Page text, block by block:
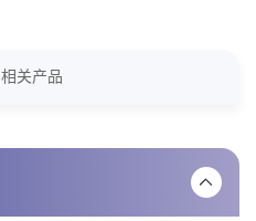
相关产品